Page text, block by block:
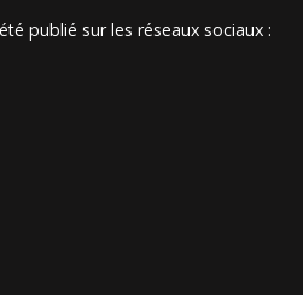
publié sur les réseaux sociaux :